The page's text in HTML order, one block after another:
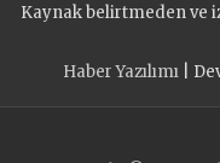
Kaynak belirtmeden ve
Haber Yazılımı|